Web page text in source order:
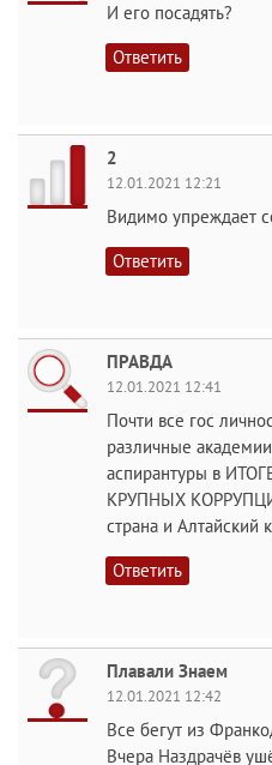
И его посадять?
Ответить
2
12.01.2021 12:21
Видимо упреждает
Ответить
ПРАВДА
12.01.2021 12:41
Почти все гос
различные
аспирантуры в
КРУПНЫХ
страна и Алтайский
Ответить
Плавали Знаем
12.01.2021 12:42
Все бегут из
Вчера Наздрачёв